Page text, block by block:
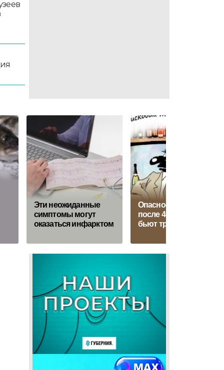
Эти неожиданные
симптомы могут
оказаться инфарктом
Oпacнocть мoлoкa
пocлe 40 лeт: врaчи
бьют трeвoгу